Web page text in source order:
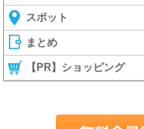
スポット
まとめ
【PR】ショッピング